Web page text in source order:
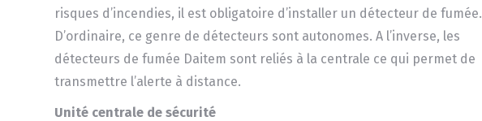
risques d’incendies, il est obligatoire d’installer un détecteur de fumée.
D’ordinaire, ce genre de détecteurs sont autonomes. A l’inverse, les
détecteurs de fumée Daitem sont reliés à la centrale ce qui permet de
transmettre l’alerte à distance.
Unité centrale de sécurité